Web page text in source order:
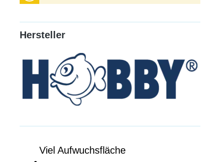
Hersteller
Viel Aufwuchsfläche